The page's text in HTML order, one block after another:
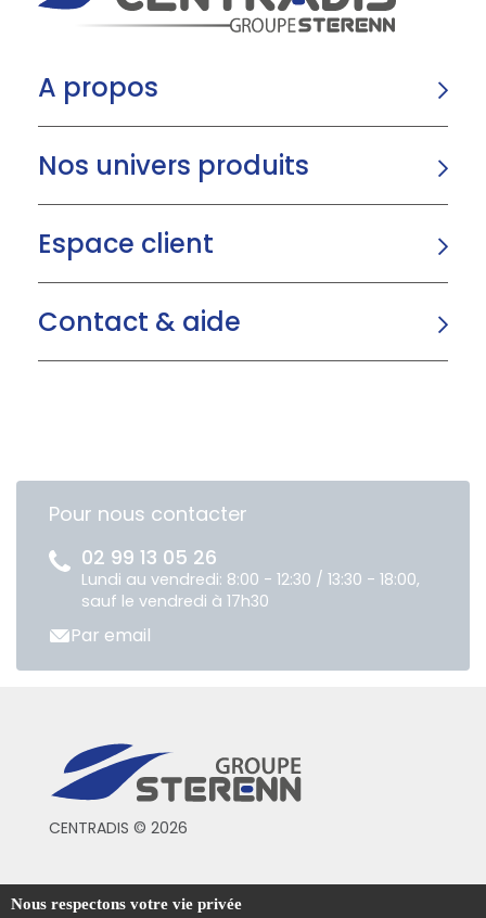
A propos
Nos univers produits
Espace client
Contact & aide
Pour nous contacter
02 99 13 05 26
Lundi au vendredi: 8:00 - 12:30 / 13:30 - 18:00,
sauf le vendredi à 17h30
Par email
CENTRADIS © 2026
Conditions générales de vente
Nous respectons votre vie privée